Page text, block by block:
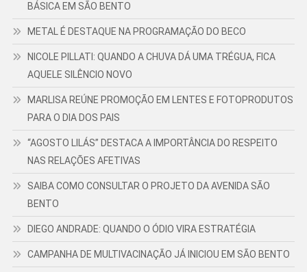
BÁSICA EM SÃO BENTO
METAL É DESTAQUE NA PROGRAMAÇÃO DO BECO
NICOLE PILLATI: QUANDO A CHUVA DÁ UMA TRÉGUA, FICA
AQUELE SILÊNCIO NOVO
MARLISA REÚNE PROMOÇÃO EM LENTES E FOTOPRODUTOS
PARA O DIA DOS PAIS
“AGOSTO LILÁS” DESTACA A IMPORTÂNCIA DO RESPEITO
NAS RELAÇÕES AFETIVAS
SAIBA COMO CONSULTAR O PROJETO DA AVENIDA SÃO
BENTO
DIEGO ANDRADE: QUANDO O ÓDIO VIRA ESTRATÉGIA
CAMPANHA DE MULTIVACINAÇÃO JÁ INICIOU EM SÃO BENTO